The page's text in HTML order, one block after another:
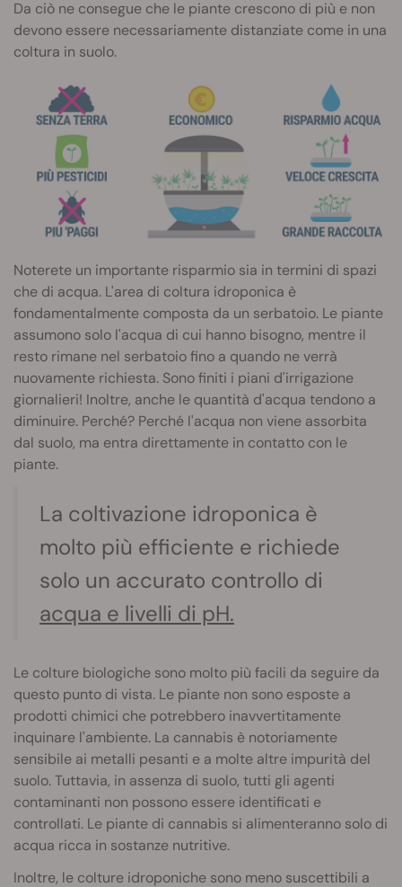
Da ciò ne consegue che le piante crescono di più e non
devono essere necessariamente distanziate come in una
coltura in suolo.
Noterete un importante risparmio sia in termini di spazi
che di acqua. L'area di coltura idroponica è
fondamentalmente composta da un serbatoio. Le piante
assumono solo l'acqua di cui hanno bisogno, mentre il
resto rimane nel serbatoio fino a quando ne verrà
nuovamente richiesta. Sono finiti i piani d'irrigazione
giornalieri! Inoltre, anche le quantità d'acqua tendono a
diminuire. Perché? Perché l'acqua non viene assorbita
dal suolo, ma entra direttamente in contatto con le
piante.
La coltivazione idroponica è
molto più efficiente e richiede
solo un accurato controllo di
acqua e livelli di pH.
Le colture biologiche sono molto più facili da seguire da
questo punto di vista. Le piante non sono esposte a
prodotti chimici che potrebbero inavvertitamente
inquinare l'ambiente. La cannabis è notoriamente
sensibile ai metalli pesanti e a molte altre impurità del
suolo. Tuttavia, in assenza di suolo, tutti gli agenti
contaminanti non possono essere identificati e
controllati. Le piante di cannabis si alimenteranno solo di
acqua ricca in sostanze nutritive.
Inoltre, le colture idroponiche sono meno suscettibili a